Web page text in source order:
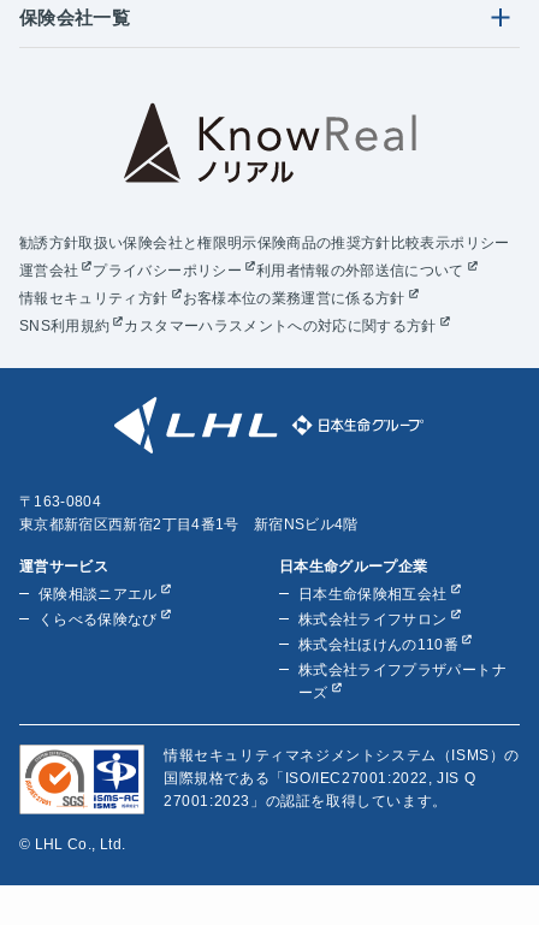
保険会社一覧
勧誘方針取扱い保険会社と権限明示保険商品の推奨方針比較表示ポリシー
運営会社
プライバシーポリシー
利用者情報の外部送信について
情報セキュリティ方針
お客様本位の業務運営に係る方針
SNS利用規約
カスタマーハラスメントへの対応に関する方針
〒163-0804
東京都新宿区西新宿2丁目4番1号 新宿NSビル4階
運営サービス
保険相談ニアエル
くらべる保険なび
日本生命グループ企業
日本生命保険相互会社
株式会社ライフサロン
株式会社ほけんの110番
株式会社ライフプラザパートナ
ーズ
情報セキュリティマネジメントシステム（ISMS）の
国際規格である「ISO/IEC27001:2022, JIS Q
27001:2023」の認証を取得しています。
© LHL Co., Ltd.